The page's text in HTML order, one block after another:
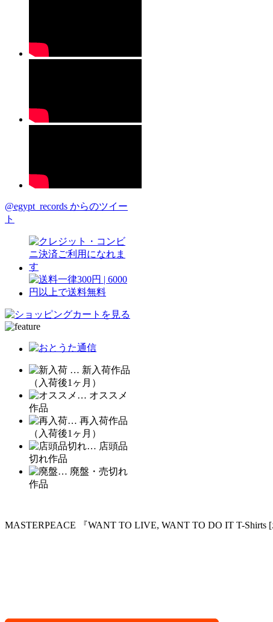
@egypt_records からのツイー
ト
… 新入荷作品
（入荷後1ヶ月）
… オススメ
作品
… 再入荷作品
（入荷後1ヶ月）
… 店頭品
切れ作品
… 廃盤・売切れ
作品
MASTERPEACE 『WANT TO LIVE, WANT TO DO IT T-Shirts